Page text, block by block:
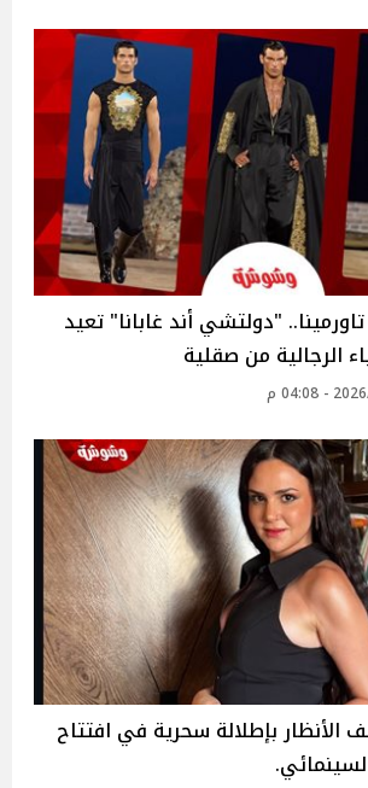
"دولتشي أند غابانا" تعيد
الرجالية من صقلية
بإطلالة سحرية في افتتاح